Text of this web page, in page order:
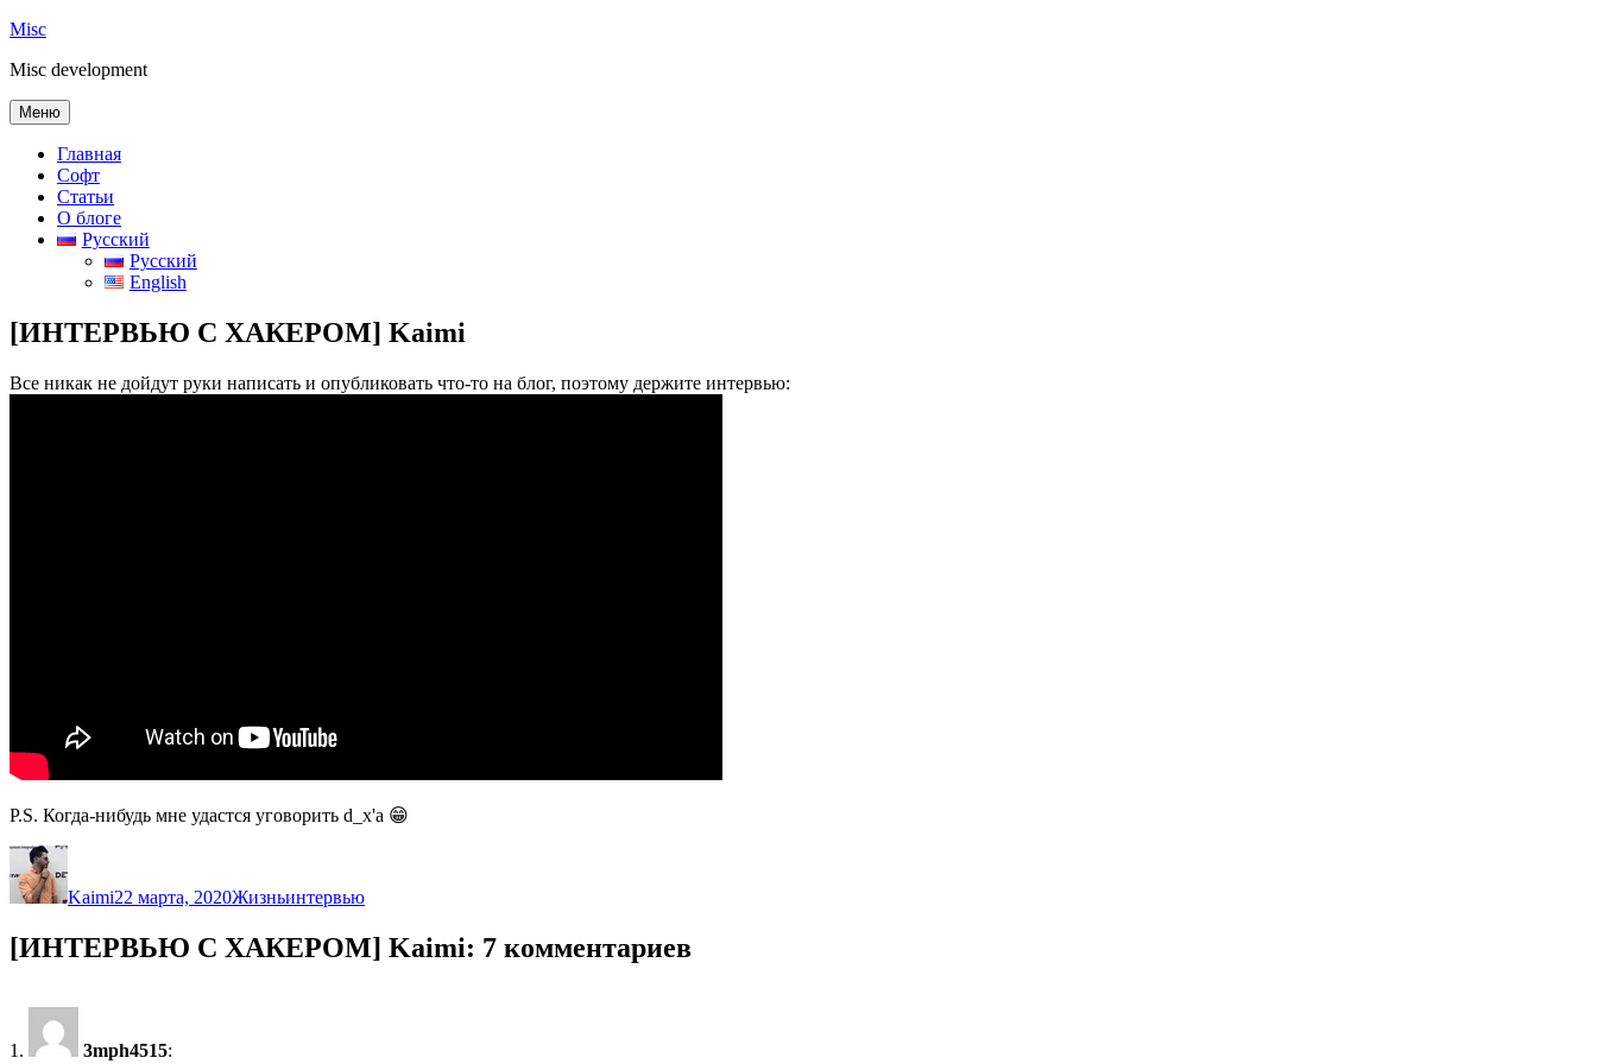
Перейти
содержимому
Misc
Misc development
Меню
Главная
Софт
Статьи
О блоге
Русский
Русский
English
[ИНТЕРВЬЮ С ХАКЕРОМ] Kaimi
Все никак не дойдут руки написать и опубликовать что-то на блог, поэтому держите интервью:
P.S. Когда-нибудь мне удастся уговорить d_x'a 😁
Автор
Kaimi22 марта, 2020Жизньинтервью
[ИНТЕРВЬЮ С ХАКЕРОМ] Kaimi: 7 комментариев
3mph4515: